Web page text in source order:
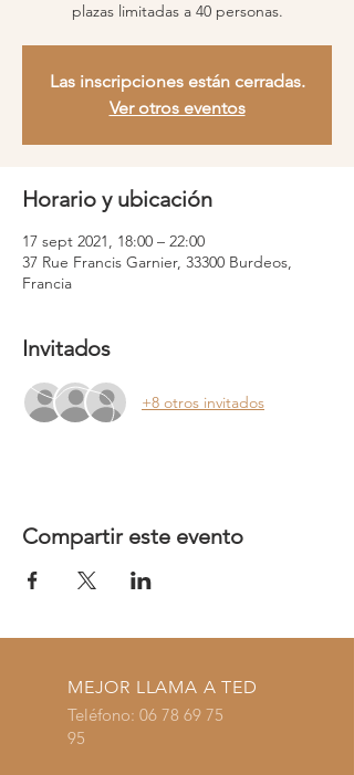
plazas limitadas a 40 personas.
Las inscripciones están cerradas.
Ver otros eventos
Horario y ubicación
17 sept 2021, 18:00 – 22:00
37 Rue Francis Garnier, 33300 Burdeos,
Francia
Invitados
+8 otros invitados
Compartir este evento
MEJOR LLAMA A TED
Teléfono: 06 78 69 75
95